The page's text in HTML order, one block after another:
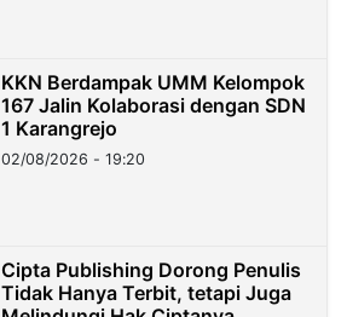
KKN Berdampak UMM Kelompok
167 Jalin Kolaborasi dengan SDN
1 Karangrejo
02/08/2026 - 19:20
Cipta Publishing Dorong Penulis
Tidak Hanya Terbit, tetapi Juga